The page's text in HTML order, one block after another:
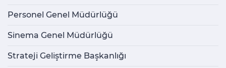
Personel Genel Müdürlüğü
Sinema Genel Müdürlüğü
Strateji Geliştirme Başkanlığı